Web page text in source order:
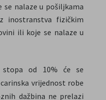
se nalaze u pošiljkama
inostranstva fizičkim
ili koje se nalaze u
stopa od 10% će se
vrijednost robe
dažbina ne prelazi